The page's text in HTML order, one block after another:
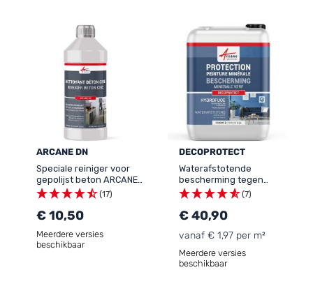
ARCANE DN
Speciale reiniger voor
gepolijst beton ARCANE
DN
(17)
€ 10,50
Meerdere versies
beschikbaar
DECOPROTECT
Waterafstotende
bescherming tegen
water en vet voor
minerale kleigebaseerde
verf - DECOPROTECT
(7)
€ 40,90
vanaf € 1,97 per m²
Meerdere versies
beschikbaar